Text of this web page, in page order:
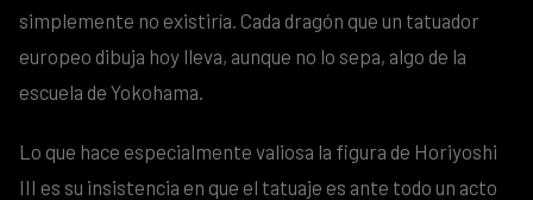
simplemente no existiría. Cada dragón que un tatuador
europeo dibuja hoy lleva, aunque no lo sepa, algo de la
escuela de Yokohama.
Lo que hace especialmente valiosa la figura de Horiyoshi
III es su insistencia en que el tatuaje es ante todo un acto